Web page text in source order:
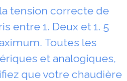
tension correcte de
entre 1. Deux et 1. 5
Toutes les
et analogiques,
que votre chaudière